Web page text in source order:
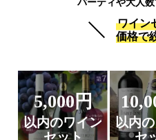
パーティや大人
ワイン
価格で
5,000円
以内のワイン
以内